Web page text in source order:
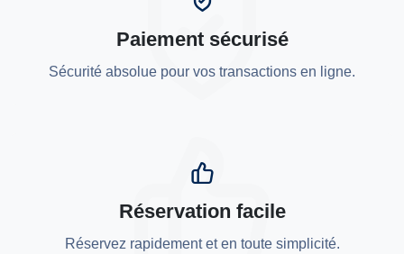
Paiement sécurisé
Sécurité absolue pour vos transactions en ligne.
Réservation facile
Réservez rapidement et en toute simplicité.